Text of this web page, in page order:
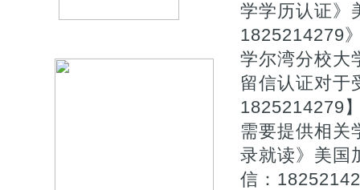
学学历认证》
1825214279
学尔湾分校大
留信认证对于
1825214279
需要提供相关
录就读》美国
信：